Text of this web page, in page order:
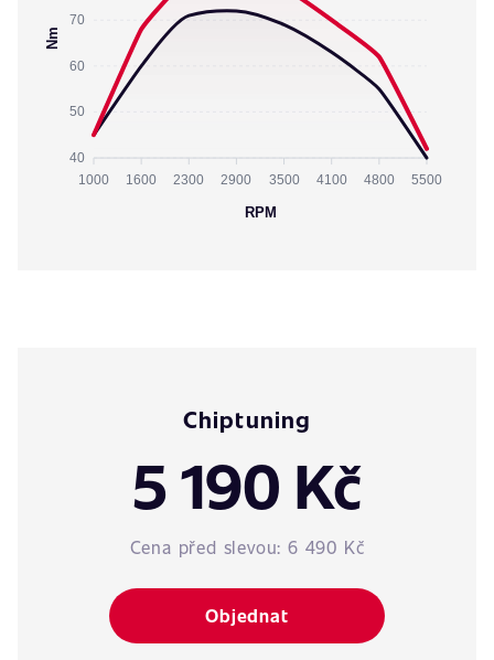
70
60
50
40
Nm
1000 1600 2300 2900 3500 4100 4800 5500
RPM
Chiptuning
5 190 Kč
Cena před slevou: 6 490 Kč
Objednat